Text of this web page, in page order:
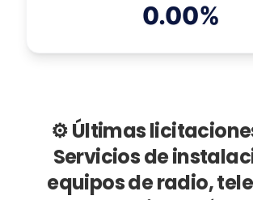
0.00%
⚙️ Últimas
Servicios de
equipos de radio,